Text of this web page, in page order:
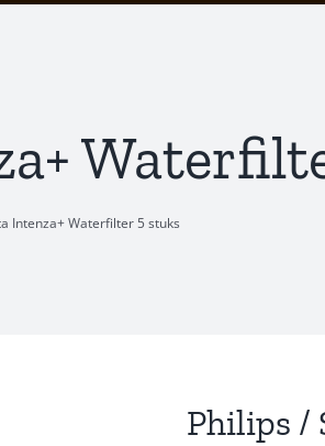
Intenza+ Waterfilter 5 stuks
Philips /